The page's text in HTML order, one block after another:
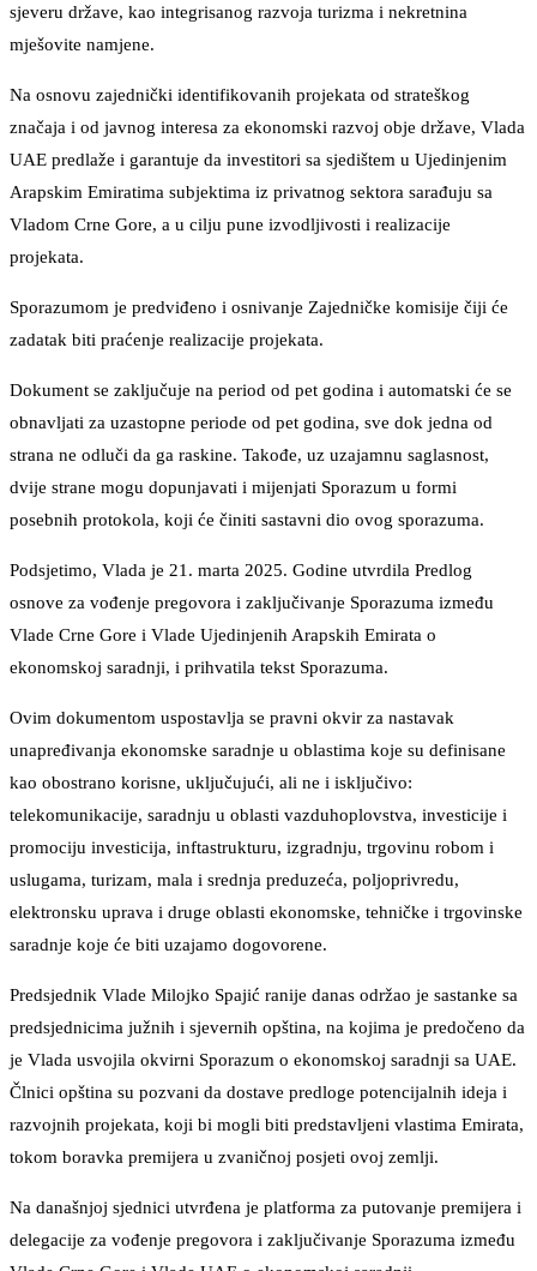
sjeveru države, kao integrisanog razvoja turizma i nekretnina
mješovite namjene.
Na osnovu zajednički identifikovanih projekata od strateškog
značaja i od javnog interesa za ekonomski razvoj obje države, Vlada
UAE predlaže i garantuje da investitori sa sjedištem u Ujedinjenim
Arapskim Emiratima subjektima iz privatnog sektora sarađuju sa
Vladom Crne Gore, a u cilju pune izvodljivosti i realizacije
projekata.
Sporazumom je predviđeno i osnivanje Zajedničke komisije čiji će
zadatak biti praćenje realizacije projekata.
Dokument se zaključuje na period od pet godina i automatski će se
obnavljati za uzastopne periode od pet godina, sve dok jedna od
strana ne odluči da ga raskine. Takođe, uz uzajamnu saglasnost,
dvije strane mogu dopunjavati i mijenjati Sporazum u formi
posebnih protokola, koji će činiti sastavni dio ovog sporazuma.
Podsjetimo, Vlada je 21. marta 2025. Godine utvrdila Predlog
osnove za vođenje pregovora i zaključivanje Sporazuma između
Vlade Crne Gore i Vlade Ujedinjenih Arapskih Emirata o
ekonomskoj saradnji, i prihvatila tekst Sporazuma.
Ovim dokumentom uspostavlja se pravni okvir za nastavak
unapređivanja ekonomske saradnje u oblastima koje su definisane
kao obostrano korisne, uključujući, ali ne i isključivo:
telekomunikacije, saradnju u oblasti vazduhoplovstva, investicije i
promociju investicija, inftastrukturu, izgradnju, trgovinu robom i
uslugama, turizam, mala i srednja preduzeća, poljoprivredu,
elektronsku uprava i druge oblasti ekonomske, tehničke i trgovinske
saradnje koje će biti uzajamo dogovorene.
Predsjednik Vlade Milojko Spajić ranije danas održao je sastanke sa
predsjednicima južnih i sjevernih opština, na kojima je predočeno da
je Vlada usvojila okvirni Sporazum o ekonomskoj saradnji sa UAE.
Člnici opština su pozvani da dostave predloge potencijalnih ideja i
razvojnih projekata, koji bi mogli biti predstavljeni vlastima Emirata,
tokom boravka premijera u zvaničnoj posjeti ovoj zemlji.
Na današnjoj sjednici utvrđena je platforma za putovanje premijera i
delegacije za vođenje pregovora i zaključivanje Sporazuma između